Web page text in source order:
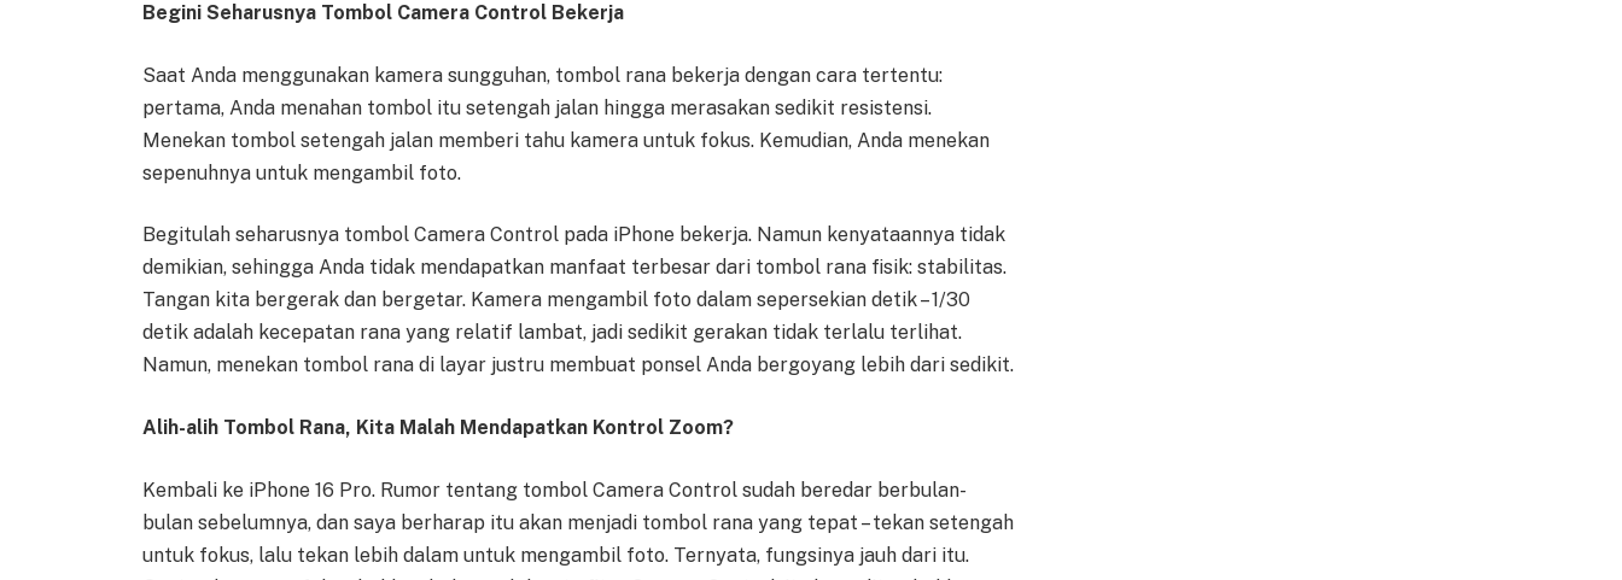
Begini Seharusnya Tombol Camera Control Bekerja
Saat Anda menggunakan kamera sungguhan, tombol rana bekerja dengan cara tertentu:
pertama, Anda menahan tombol itu setengah jalan hingga merasakan sedikit resistensi.
Menekan tombol setengah jalan memberi tahu kamera untuk fokus. Kemudian, Anda menekan
sepenuhnya untuk mengambil foto.
Begitulah seharusnya tombol Camera Control pada iPhone bekerja. Namun kenyataannya tidak
demikian, sehingga Anda tidak mendapatkan manfaat terbesar dari tombol rana fisik: stabilitas.
Tangan kita bergerak dan bergetar. Kamera mengambil foto dalam sepersekian detik – 1/30
detik adalah kecepatan rana yang relatif lambat, jadi sedikit gerakan tidak terlalu terlihat.
Namun, menekan tombol rana di layar justru membuat ponsel Anda bergoyang lebih dari sedikit.
Alih-alih Tombol Rana, Kita Malah Mendapatkan Kontrol Zoom?
Kembali ke iPhone 16 Pro. Rumor tentang tombol Camera Control sudah beredar berbulan-
bulan sebelumnya, dan saya berharap itu akan menjadi tombol rana yang tepat – tekan setengah
untuk fokus, lalu tekan lebih dalam untuk mengambil foto. Ternyata, fungsinya jauh dari itu.